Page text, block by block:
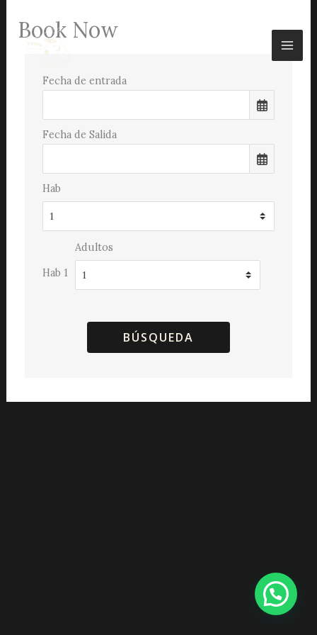
contenido
Book Now
Fecha de entrada
Fecha de Salida
Hab
Hab 1
Adultos
BÚSQUEDA